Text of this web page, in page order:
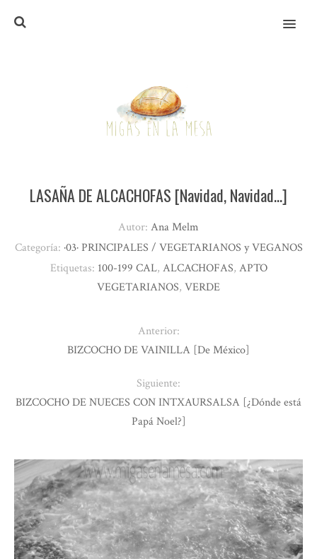
MENU
LASAÑA DE ALCACHOFAS [Navidad, Navidad…]
Autor: Ana Melm
Categoría: ·03· PRINCIPALES / VEGETARIANOS y VEGANOS
Etiquetas: 100-199 CAL, ALCACHOFAS, APTO
VEGETARIANOS, VERDE
Anterior:
BIZCOCHO DE VAINILLA [De México]
Siguiente:
BIZCOCHO DE NUECES CON INTXAURSALSA [¿Dónde está
Papá Noel?]